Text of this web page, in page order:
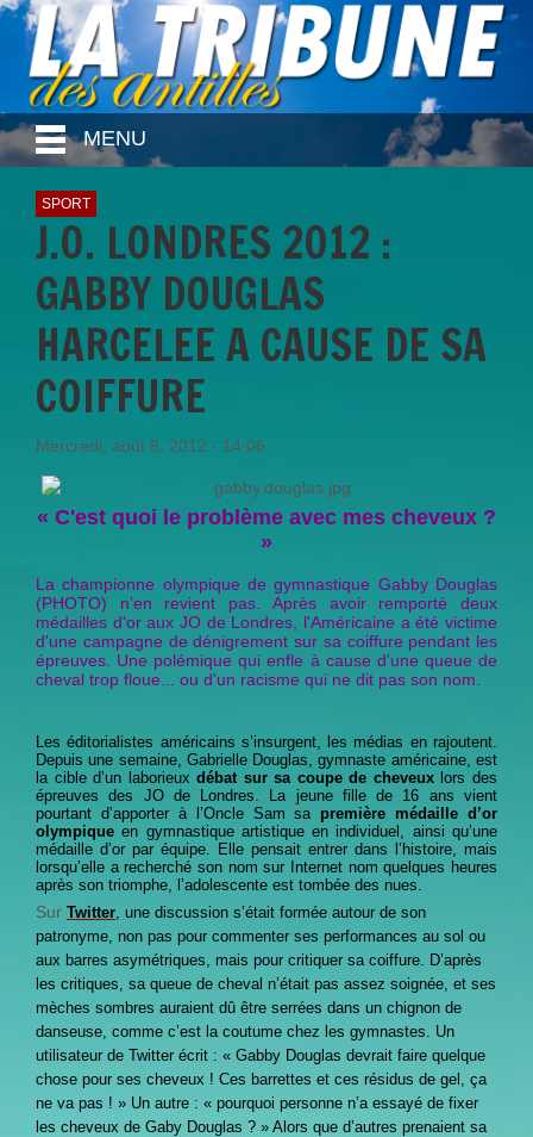
MENU
SPORT
J.O. LONDRES 2012 :
GABBY DOUGLAS
HARCELEE A CAUSE DE SA
COIFFURE
Mercredi, août 8, 2012 - 14:06
« C'est quoi le problème avec mes cheveux ?
»
La championne olympique de gymnastique Gabby Douglas
(PHOTO) n’en revient pas. Après avoir remporté deux
médailles d'or aux JO de Londres, l'Américaine a été victime
d'une campagne de dénigrement sur sa coiffure pendant les
épreuves. Une polémique qui enfle à cause d'une queue de
cheval trop floue... ou d'un racisme qui ne dit pas son nom.
Les éditorialistes américains s’insurgent, les médias en rajoutent.
Depuis une semaine, Gabrielle Douglas, gymnaste américaine, est
la cible d’un laborieuxdébat sur sa coupe de cheveuxlors des
épreuves des JO de Londres. La jeune fille de 16 ans vient
pourtant d’apporter à l’Oncle Sam sa première médaille d’or
olympique en gymnastique artistique en individuel, ainsi qu’une
médaille d’or par équipe. Elle pensait entrer dans l’histoire, mais
lorsqu’elle a recherché son nom sur Internet nom quelques heures
après son triomphe, l’adolescente est tombée des nues.
Sur Twitter , une discussion s’était formée autour de son
patronyme, non pas pour commenter ses performances au sol ou
aux barres asymétriques, mais pour critiquer sa coiffure. D’après
les critiques, sa queue de cheval n’était pas assez soignée, et ses
mèches sombres auraient dû être serrées dans un chignon de
danseuse, comme c’est la coutume chez les gymnastes. Un
utilisateur de Twitter écrit : « Gabby Douglas devrait faire quelque
chose pour ses cheveux ! Ces barrettes et ces résidus de gel, ça
ne va pas ! » Un autre : « pourquoi personne n’a essayé de fixer
les cheveux de Gaby Douglas ? » Alors que d’autres prenaient sa